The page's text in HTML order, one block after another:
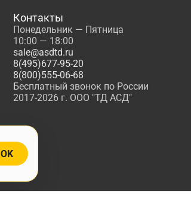
Контакты
Понедельник — Пятница
10:00 — 18:00
sale@asdtd.ru
8(495)677-95-20
8(800)555-06-68
Бесплатный звонок по России
2017-2026 г. ООО "ТД АСД"
OK